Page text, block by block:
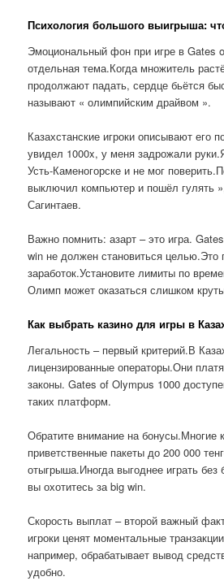
Психология большого выигрыша:
Эмоциональный фон при игре в Gates
отдельная тема.Когда множитель
продолжают падать, сердце бьётся
называют « олимпийским драйвом ».
Казахстанские игроки описывают его
увидел 1000x, у меня задрожали
Усть-Каменогорске и не мог
выключил компьютер и пошёл гулять
Сагинтаев.
Важно помнить: азарт – это игра.
win не должен становиться целью.Это
заработок.Установите лимиты по
Олимп может оказаться слишком
Как выбрать казино для игры в
Легальность – первый критерий.В
лицензированные операторы.Они
законы. Gates of Olympus 1000
таких платформ.
Обратите внимание на бонусы.Многие
приветственные пакеты до 200 000
отыгрыша.Иногда выгоднее играть без
вы охотитесь за big win.
Скорость выплат – второй важный
игроки ценят моментальные
например, обрабатывает вывод
удобно.